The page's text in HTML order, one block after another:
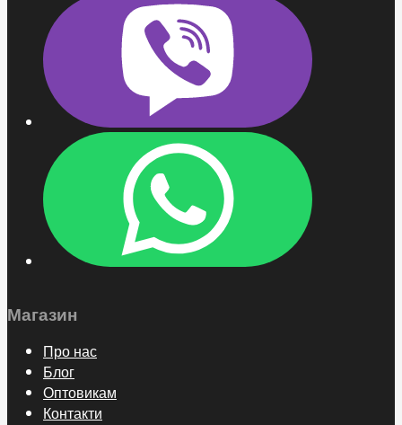
Магазин
Про нас
Блог
Оптовикам
Контакти